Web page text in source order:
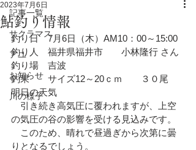
記事一覧
サクラマス
アユ
お知らせ
川の様子
鮎釣り情報
2023年7月6日
釣り日　7月6日（木）AM10：00～15:00
釣り人　福井県福井市　　小林隆行 さん
釣り場　吉波
釣果　　サイズ12～20ｃｍ　　３０尾
明日の天気
引き続き高気圧に覆われますが、上空
の気圧の谷の影響を受ける見込みです。
このため、晴れで昼過ぎから次第に曇
りとなるでしょう。